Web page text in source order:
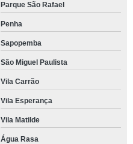
Parque São Rafael
Penha
Sapopemba
São Miguel Paulista
Vila Carrão
Vila Esperança
Vila Matilde
Água Rasa